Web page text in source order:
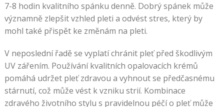
7-8 hodin kvalitního spánku denně. Dobrý spánek může
významně zlepšit vzhled pleti a odvést stres, který by
mohl také přispět ke změnám na pleti.
V neposlední řadě se vyplatí chránit pleť před škodlivým
UV zářením. Používání kvalitních opalovacích krémů
pomáhá udržet pleť zdravou a vyhnout se předčasnému
stárnutí, což může vést k vzniku strií. Kombinace
zdravého životního stylu s pravidelnou péčí o pleť může